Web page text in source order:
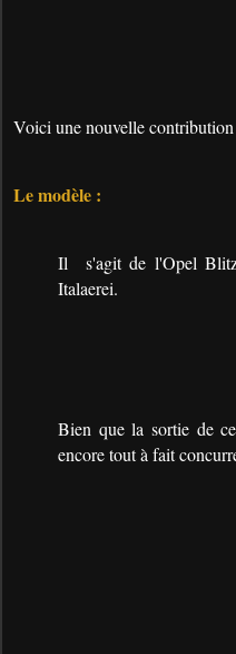
Voici une nouvelle
Le modèle :
Il s'agit de l'Opel
Italaerei.
Bien que la sortie de
encore tout à fait